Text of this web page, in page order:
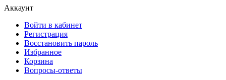
Аккаунт
Войти в кабинет
Регистрация
Восстановить пароль
Избранное
Корзина
Вопросы-ответы